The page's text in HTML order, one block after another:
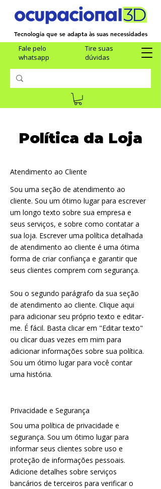
Fale pelo
whatsapp
Tire suas
dúvidas
Tecnologia que se adapta às suas necessidades
Política da Loja
Atendimento ao Cliente
Sou uma seção de atendimento ao
cliente. Sou um ótimo lugar para escrever
um longo texto sobre sua empresa e
seus serviços, e sobre como contatar a
sua loja. Escrever uma política detalhada
de atendimento ao cliente é uma ótima
forma de criar confiança e garantir que
seus clientes comprem com segurança.
Sou o segundo parágrafo da sua seção
de atendimento ao cliente. Clique aqui
para adicionar seu próprio texto e editar-
me. É fácil. Basta clicar em "Editar texto"
ou clicar duas vezes em mim para
adicionar informações sobre sua política.
Sou um ótimo lugar para você contar
uma história.
Privacidade e Segurança
Sou uma política de privacidade e
segurança. Sou um ótimo lugar para
informar seus clientes sobre uso e
proteção de informações pessoais.
Adicione detalhes sobre serviços
bancários de terceiros para verificar o